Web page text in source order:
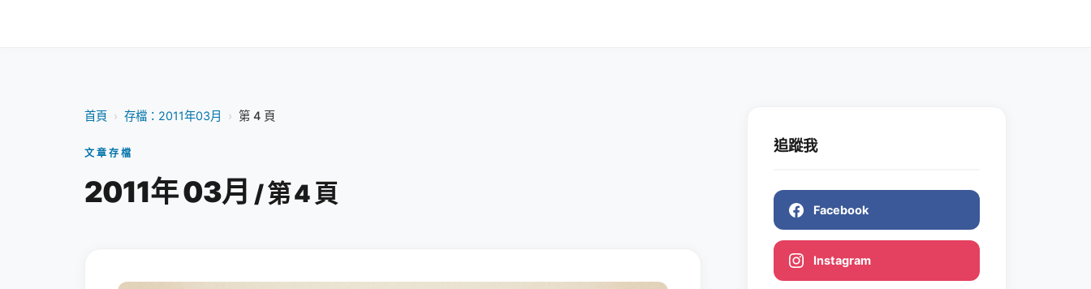
首頁 › 存檔：2011年03月 › 第 4 頁
文章存檔
2011年 03月 / 第 4 頁
追蹤我
Facebook
Instagram